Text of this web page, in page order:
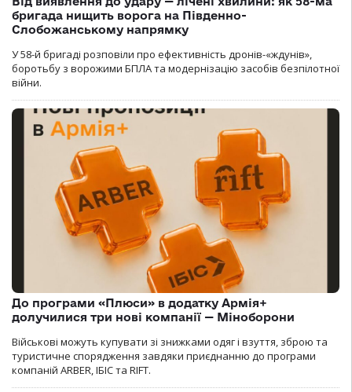
бригада нищить ворога на Південно-
Слобожанському напрямку
У 58-й бригаді розповіли про ефективність дронів-«ждунів»,
боротьбу з ворожими БПЛА та модернізацію засобів безпілотної
війни.
До програми «Плюси» в додатку Армія+
долучилися три нові компанії — Міноборони
Військові можуть купувати зі знижками одяг і взуття, зброю та
туристичне спорядження завдяки приєднанню до програми
компаній ARBER, ІБІС та RIFT.